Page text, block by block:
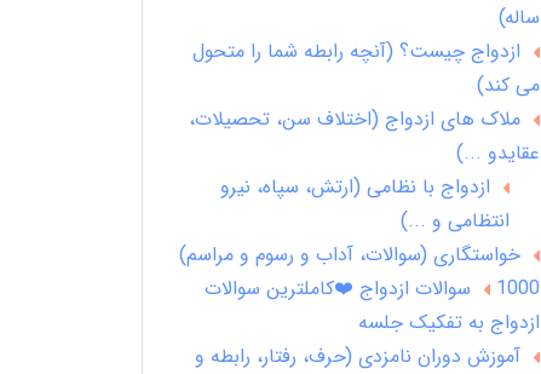
ساله)
ازدواج چیست؟ (آنچه رابطه شما را متحول
می کند)
ملاک های ازدواج (اختلاف سن، تحصیلات،
عقایدو ...)
ازدواج با نظامی (ارتش، سپاه، نیرو
انتظامی و ...)
خواستگاری (سوالات، آداب و رسوم و مراسم)
1000 سوالات ازدواج ❤️کاملترین سوالات
ازدواج به تفکیک جلسه
آموزش دوران نامزدی (حرف، رفتار، رابطه و